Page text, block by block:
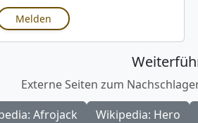
Melden
Externe Seiten zum
Afrojack
Wikipedia: Hero